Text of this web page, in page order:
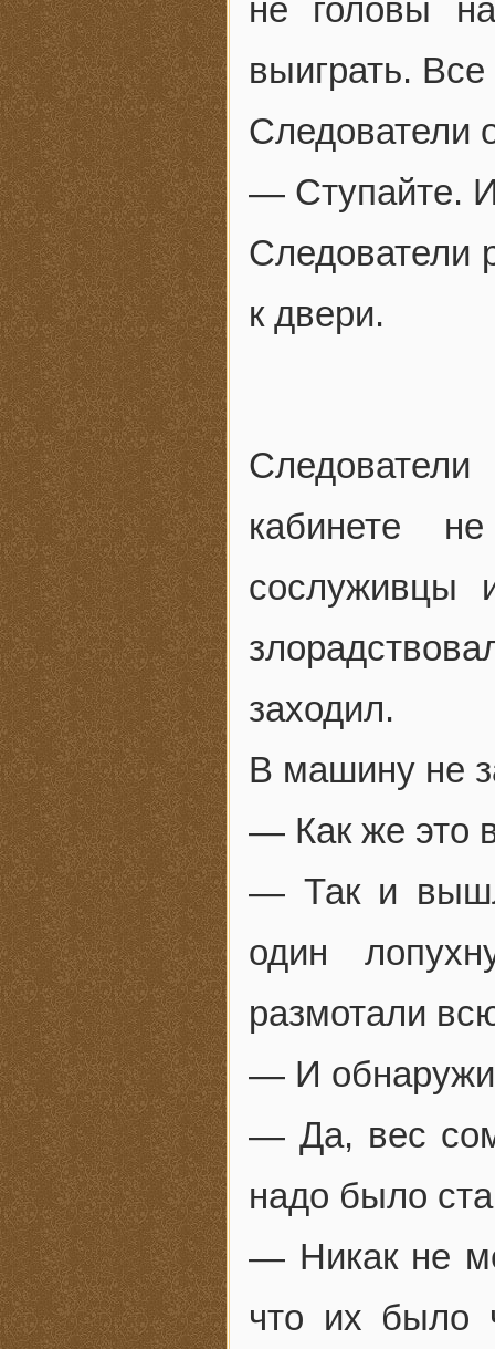
не головы
выиграть.
Следователи
— Ступайте.
Следователи
к двери.
кабинете
сослуживцы
заходил.
В машину не
— Как же это
— Так и
один
размотали
— И
— Да, вес
надо было
— Никак не
что их было